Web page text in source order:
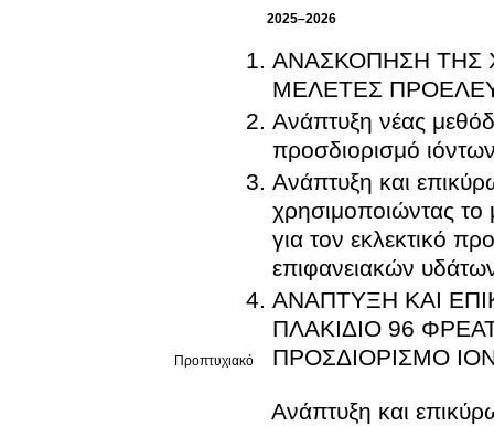
2025–2026
Προπτυχιακό
ΑΝΑΣΚΟΠΗΣΗ ΤΗΣ
ΜΕΛΕΤΕΣ
Ανάπτυξη νέας
προσδιορισμό
Ανάπτυξη και
χρησιμοποιώντας το
για τον εκλεκτικό
επιφανειακών
ΑΝΑΠΤΥΞΗ ΚΑΙ
ΠΛΑΚΙΔΙΟ 96
ΠΡΟΣΔΙΟΡΙΣΜΟ
Ανάπτυξη και